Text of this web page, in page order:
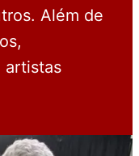
Além de
artistas